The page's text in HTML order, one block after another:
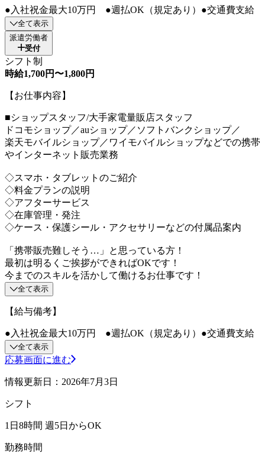
●入社祝金最大10万円 ●週払OK（規定あり）●交通費支給
全て表示
派遣労働者
受付
シフト制
時給1,700円〜1,800円
【お仕事内容】
■ショップスタッフ/大手家電量販店スタッフ
ドコモショップ／auショップ／ソフトバンクショップ／
楽天モバイルショップ／ワイモバイルショップなどでの携帯
やインターネット販売業務
◇スマホ・タブレットのご紹介
◇料金プランの説明
◇アフターサービス
◇在庫管理・発注
◇ケース・保護シール・アクセサリーなどの付属品案内
「携帯販売難しそう…」と思っている方！
最初は明るくご挨拶ができればOKです！
今までのスキルを活かして働けるお仕事です！
全て表示
【給与備考】
●入社祝金最大10万円 ●週払OK（規定あり）●交通費支給
全て表示
応募画面に進む
情報更新日：2026年7月3日
シフト
1日8時間 週5日からOK
勤務時間